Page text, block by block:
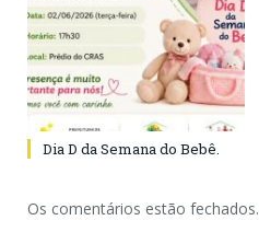
Dia D da Semana do Bebê.
Os comentários estão fechados.